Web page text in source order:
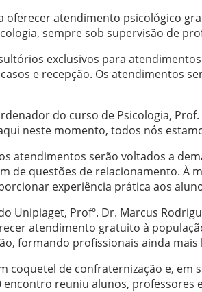
oferecer atendimento psicológico
sempre sob supervisão de
exclusivos para
e recepção. Os atendimentos
do curso de Psicologia,
neste momento, todos nós
atendimentos serão voltados a
de questões de relacionamento.
experiência prática aos
Unipiaget, Profº. Dr. Marcus
atendimento gratuito à
formando profissionais ainda
coquetel de confraternização e, em
encontro reuniu alunos,